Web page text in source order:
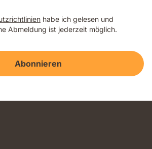
habe ich gelesen und
Abmeldung ist jederzeit möglich.
Abonnieren